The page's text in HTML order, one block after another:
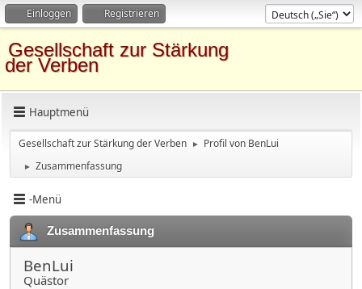
Einloggen Registrieren
Gesellschaft zur Stärkung
der Verben
Hauptmenü
Gesellschaft zur Stärkung der Verben ► Profil von BenLui
► Zusammenfassung
-Menü
Zusammenfassung
BenLui
Quästor